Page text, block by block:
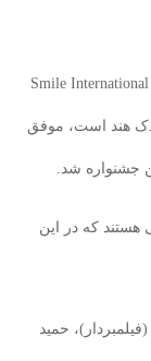
«دختر قاصدک‌ها» پیشتر در یازدهمین دوره جشنواره Smile International
هند است، موفق
جشنواره شد.
هستند که در این
حمید